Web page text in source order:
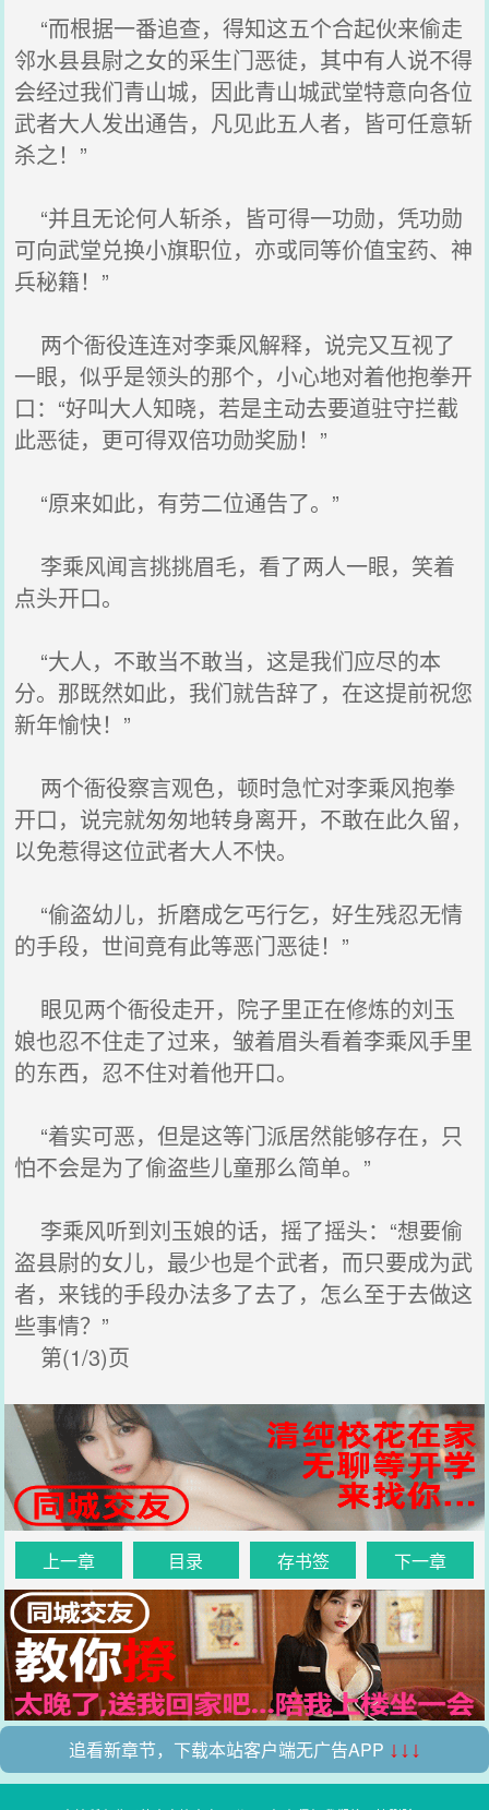
“而根据一番追查，得知这五个合起伙来偷走
邻水县县尉之女的采生门恶徒，其中有人说不得
会经过我们青山城，因此青山城武堂特意向各位
武者大人发出通告，凡见此五人者，皆可任意斩
杀之！”
“并且无论何人斩杀，皆可得一功勋，凭功勋
可向武堂兑换小旗职位，亦或同等价值宝药、神
兵秘籍！”
两个衙役连连对李乘风解释，说完又互视了
一眼，似乎是领头的那个，小心地对着他抱拳开
口：“好叫大人知晓，若是主动去要道驻守拦截
此恶徒，更可得双倍功勋奖励！”
“原来如此，有劳二位通告了。”
李乘风闻言挑挑眉毛，看了两人一眼，笑着
点头开口。
“大人，不敢当不敢当，这是我们应尽的本
分。那既然如此，我们就告辞了，在这提前祝您
新年愉快！”
两个衙役察言观色，顿时急忙对李乘风抱拳
开口，说完就匆匆地转身离开，不敢在此久留，
以免惹得这位武者大人不快。
“偷盗幼儿，折磨成乞丐行乞，好生残忍无情
的手段，世间竟有此等恶门恶徒！”
眼见两个衙役走开，院子里正在修炼的刘玉
娘也忍不住走了过来，皱着眉头看着李乘风手里
的东西，忍不住对着他开口。
“着实可恶，但是这等门派居然能够存在，只
怕不会是为了偷盗些儿童那么简单。”
李乘风听到刘玉娘的话，摇了摇头：“想要偷
盗县尉的女儿，最少也是个武者，而只要成为武
者，来钱的手段办法多了去了，怎么至于去做这
些事情？”
第(1/3)页
上一章 目录 存书签 下一章
追看新章节，下载本站客户端无广告APP ↓↓↓